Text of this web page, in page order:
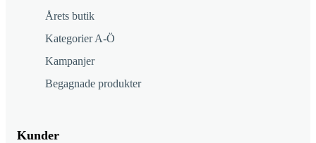
Årets butik
Kategorier A-Ö
Kampanjer
Begagnade produkter
Kunder